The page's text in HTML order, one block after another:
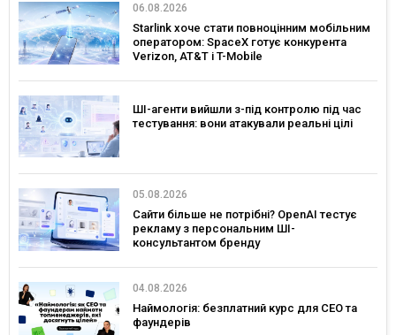
06.08.2026
Starlink хоче стати повноцінним мобільним
оператором: SpaceX готує конкурента
Verizon, AT&T і T-Mobile
ШІ-агенти вийшли з-під контролю під час
тестування: вони атакували реальні цілі
05.08.2026
Сайти більше не потрібні? OpenAI тестує
рекламу з персональним ШІ-
консультантом бренду
04.08.2026
Наймологія: безплатний курс для CEO та
фаундерів